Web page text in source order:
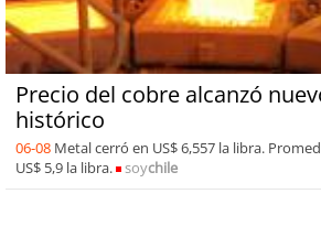
Precio del cobre alcanzó
histórico
06-08 Metal cerró en US$ 6,557 la libra.
US$ 5,9 la libra.
soychile